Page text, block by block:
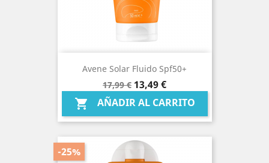
Avene Solar Fluido Spf50+
Precio
base
17,99 € Precio
13,49 €
 AÑADIR AL CARRITO
-25%